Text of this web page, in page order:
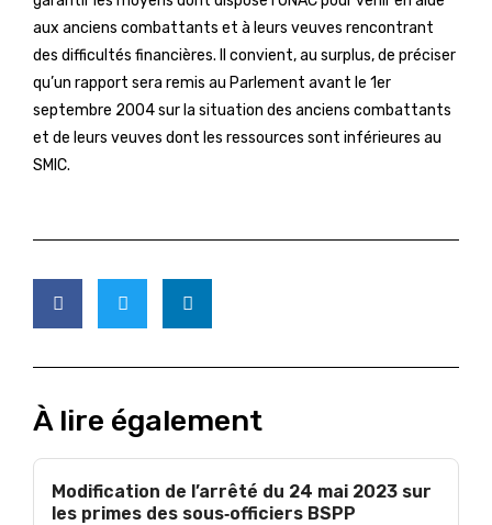
aux anciens combattants et à leurs veuves rencontrant
des difficultés financières. Il convient, au surplus, de préciser
qu’un rapport sera remis au Parlement avant le 1er
septembre 2004 sur la situation des anciens combattants
et de leurs veuves dont les ressources sont inférieures au
SMIC.
À lire également
Modification de l’arrêté du 24 mai 2023 sur
les primes des sous‑officiers BSPP